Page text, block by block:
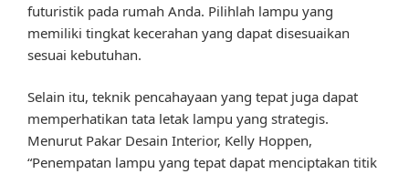
futuristik pada rumah Anda. Pilihlah lampu yang
memiliki tingkat kecerahan yang dapat disesuaikan
sesuai kebutuhan.
Selain itu, teknik pencahayaan yang tepat juga dapat
memperhatikan tata letak lampu yang strategis.
Menurut Pakar Desain Interior, Kelly Hoppen,
“Penempatan lampu yang tepat dapat menciptakan titik